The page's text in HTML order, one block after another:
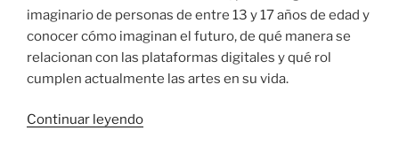
imaginario de personas de entre 13 y 17 años de edad y
conocer cómo imaginan el futuro, de qué manera se
relacionan con las plataformas digitales y qué rol
cumplen actualmente las artes en su vida.
Continuar leyendo«